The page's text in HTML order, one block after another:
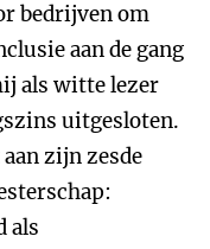
bedrijven om
aan de gang
als witte lezer
uitgesloten.
zijn zesde
als